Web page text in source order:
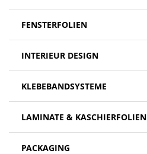
FENSTERFOLIEN
INTERIEUR DESIGN
KLEBEBANDSYSTEME
LAMINATE & KASCHIERFOLIEN
PACKAGING